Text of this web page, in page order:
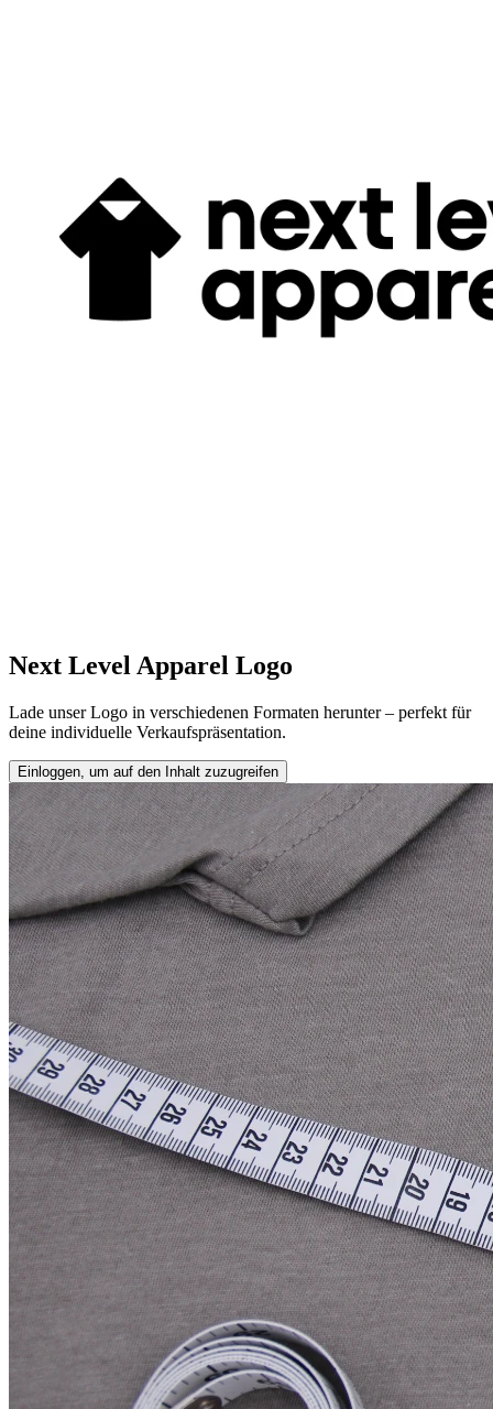
Next Level Apparel Logo
Lade unser Logo in verschiedenen Formaten herunter – perfekt für
deine individuelle Verkaufspräsentation.
Einloggen, um auf den Inhalt zuzugreifen